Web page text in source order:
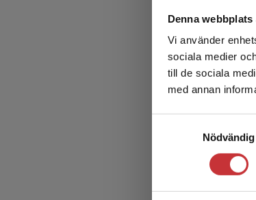
Denna
Vi använder
sociala medier
till de sociala
med annan
Nödvändig